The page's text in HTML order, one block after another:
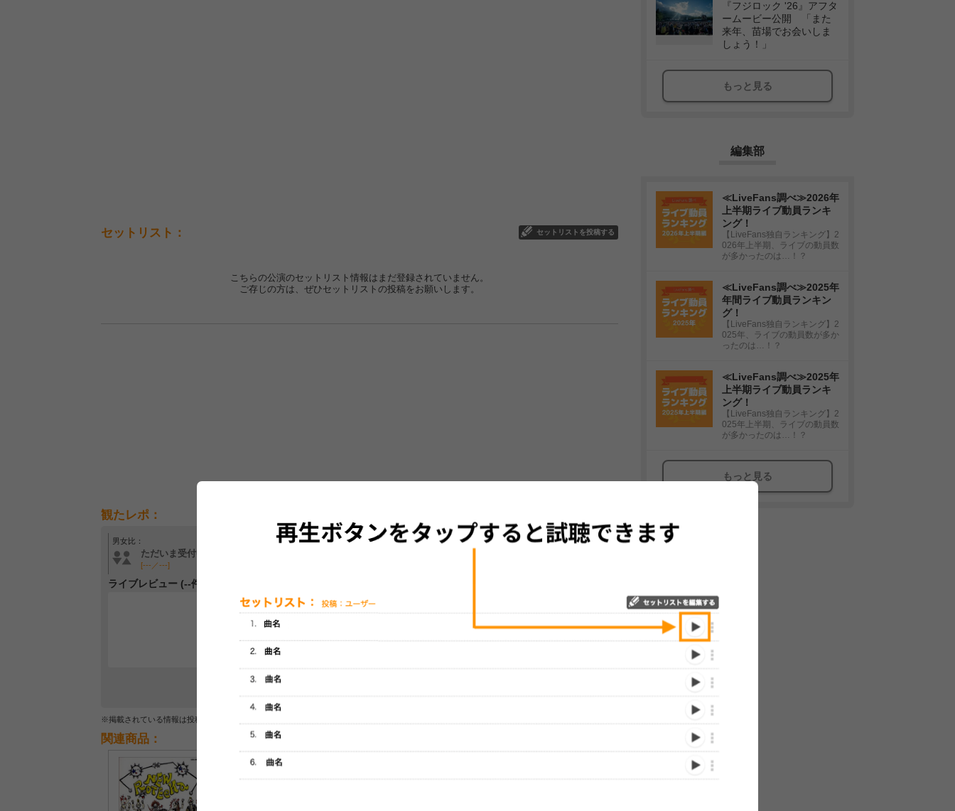
セットリストを投稿する
セットリスト：
こちらの公演のセットリスト情報はまだ登録されていません。
ご存じの方は、ぜひセットリストの投稿をお願いします。
観たレポ：
男女比：
ただいま受付中です
[---／---]
グッズの待ち時間： 観たレポを投稿する
ライブレビュー (--件)
※掲載されている情報は投稿されたデータを集計したもので、実際のライブとは異なる場合があります。
関連商品：
『フジロック '26』アフタ
ームービー公開 「また
来年、苗場でお会いしま
しょう！」
もっと見る
編集部
≪LiveFans調べ≫2026年
上半期ライブ動員ランキ
ング！
【LiveFans独自ランキング】2
026年上半期、ライブの動員数
が多かったのは…！？
≪LiveFans調べ≫2025年
年間ライブ動員ランキン
グ！
【LiveFans独自ランキング】2
025年、ライブの動員数が多か
ったのは…！？
≪LiveFans調べ≫2025年
上半期ライブ動員ランキ
ング！
【LiveFans独自ランキング】2
025年上半期、ライブの動員数
が多かったのは…！？
もっと見る